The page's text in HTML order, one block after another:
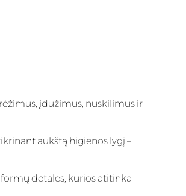
įdužimus, nuskilimus ir
aukštą higienos lygį –
detales, kurios atitinka